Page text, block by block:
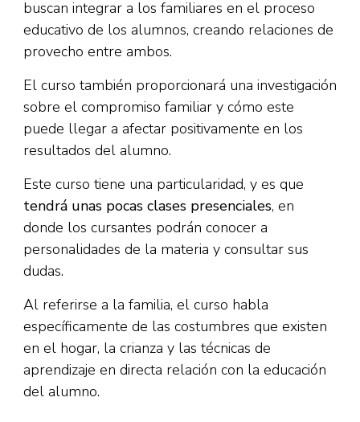
buscan integrar a los familiares en el proceso
educativo de los alumnos, creando relaciones de
provecho entre ambos.
El curso también proporcionará una investigación
sobre el compromiso familiar y cómo este
puede llegar a afectar positivamente en los
resultados del alumno.
Este curso tiene una particularidad, y es que
tendrá unas pocas clases presenciales, en
donde los cursantes podrán conocer a
personalidades de la materia y consultar sus
dudas.
Al referirse a la familia, el curso habla
específicamente de las costumbres que existen
en el hogar, la crianza y las técnicas de
aprendizaje en directa relación con la educación
del alumno.